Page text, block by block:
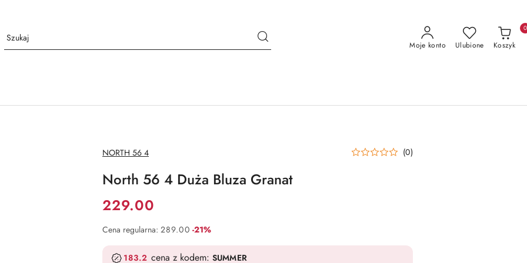
Moje konto Ulubione Koszyk
0
NAZWA
PRODUCENTA:
NORTH 56 4 (0)
North 56 4 Duża Bluza Granat
Cena:
229.00
Cena regularna: 289.00 Rabat:
-21%
183.2 cena z kodem: SUMMER